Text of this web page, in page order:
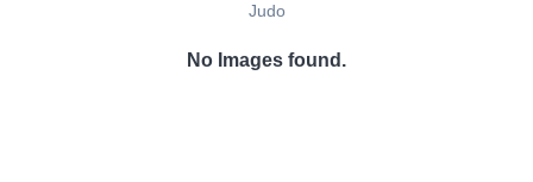
Judo
No Images found.